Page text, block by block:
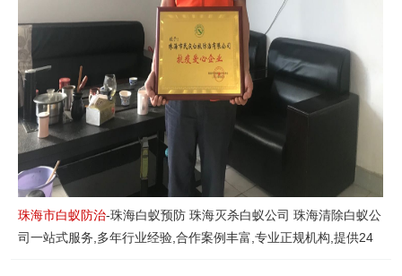
珠海市白蚁防治-珠海白蚁预防 珠海灭杀白蚁公司 珠海清除白蚁公
司一站式服务,多年行业经验,合作案例丰富,专业正规机构,提供24